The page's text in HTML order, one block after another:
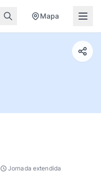
Mapa
Jornada extendida